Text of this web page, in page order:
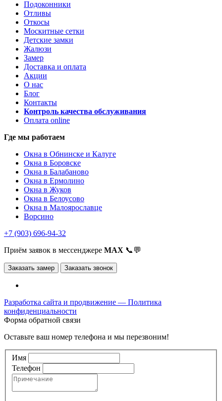
Подоконники
Отливы
Откосы
Москитные сетки
Детские замки
Жалюзи
Замер
Доставка и оплата
Акции
О нас
Блог
Контакты
Контроль качества обслуживания
Оплата online
Где мы работаем
Окна в Обнинске и Калуге
Окна в Боровске
Окна в Балабаново
Окна в Ермолино
Окна в Жуков
Окна в Белоусово
Окна в Малоярославце
Ворсино
+7 (903) 696-94-32
Приём заявок в мессенджере MAX 📞💬
Заказать замер Заказать звонок
Разработка сайта и продвижение — Политика
конфиденциальности
Форма обратной связи
Оставьте ваш номер телефона и мы перезвоним!
Имя
Телефон